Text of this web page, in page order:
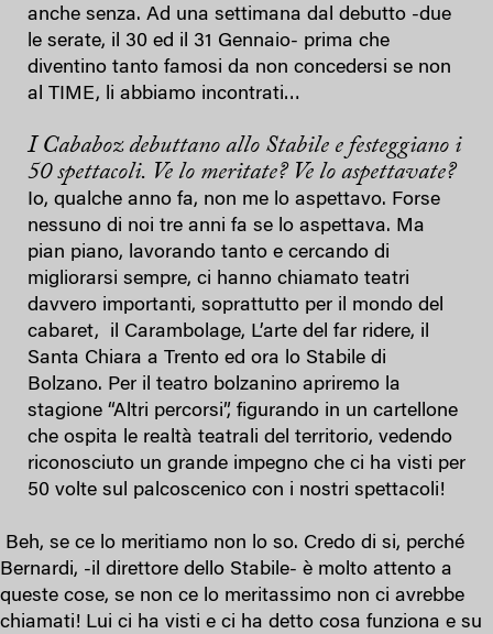
anche senza. Ad una settimana dal debutto -due
le serate, il 30 ed il 31 Gennaio- prima che
diventino tanto famosi da non concedersi se non
al TIME, li abbiamo incontrati…
I Cababoz debuttano allo Stabile e festeggiano i
50 spettacoli. Ve lo meritate? Ve lo aspettavate?
Io, qualche anno fa, non me lo aspettavo. Forse
nessuno di noi tre anni fa se lo aspettava. Ma
pian piano, lavorando tanto e cercando di
migliorarsi sempre, ci hanno chiamato teatri
davvero importanti, soprattutto per il mondo del
cabaret, il Carambolage, L’arte del far ridere, il
Santa Chiara a Trento ed ora lo Stabile di
Bolzano. Per il teatro bolzanino apriremo la
stagione “Altri percorsi”, figurando in un cartellone
che ospita le realtà teatrali del territorio, vedendo
riconosciuto un grande impegno che ci ha visti per
50 volte sul palcoscenico con i nostri spettacoli!
Beh, se ce lo meritiamo non lo so. Credo di si, perché
Bernardi, -il direttore dello Stabile- è molto attento a
queste cose, se non ce lo meritassimo non ci avrebbe
chiamati! Lui ci ha visti e ci ha detto cosa funziona e su